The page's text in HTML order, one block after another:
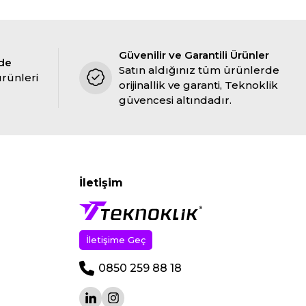
Güvenilir ve Garantili Ürünler
Satın aldığınız tüm ürünlerde
orijinallik ve garanti, Teknoklik
güvencesi altındadır.
İletişim
İletişime Geç
0850 259 88 18